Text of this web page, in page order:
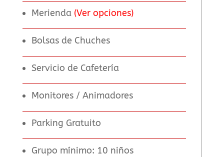
Merienda (Ver opciones)
Bolsas de Chuches
Servicio de Cafetería
Monitores / Animadores
Parking Gratuito
Grupo mínimo: 10 niños